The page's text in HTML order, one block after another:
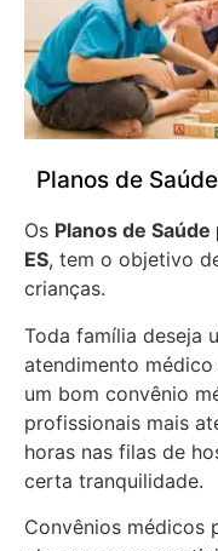
Planos de
Os Planos de
ES, tem o objetivo
crianças.
Toda família deseja
atendimento
um bom convênio
profissionais mais
horas nas filas de
certa tranquilidade.
Convênios médicos